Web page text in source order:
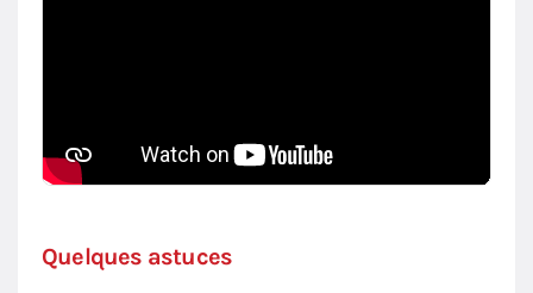
Quelques astuces